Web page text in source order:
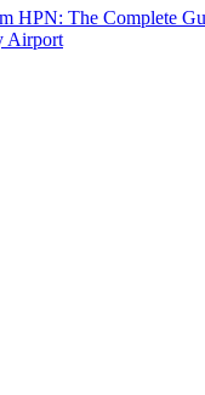
HPN: The Complete
Airport